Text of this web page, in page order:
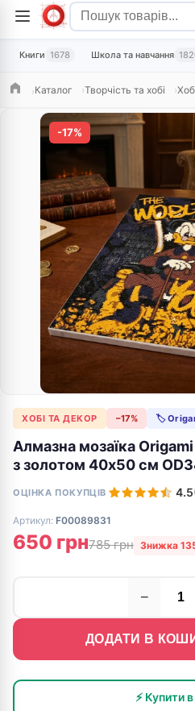
Книги 1678 Школа та навчання
ГоловнаКаталог Творчість та хобі
-17%
ХОБІ ТА ДЕКОР −17% 🏷
Алмазна мозаїка
з золотом 40х50 см
ОЦІНКА ПОКУПЦІВ 4.5
Артикул: F00089831
650 грн785 грн Знижка
−
ДОДАТИ В
⚡ Купити в